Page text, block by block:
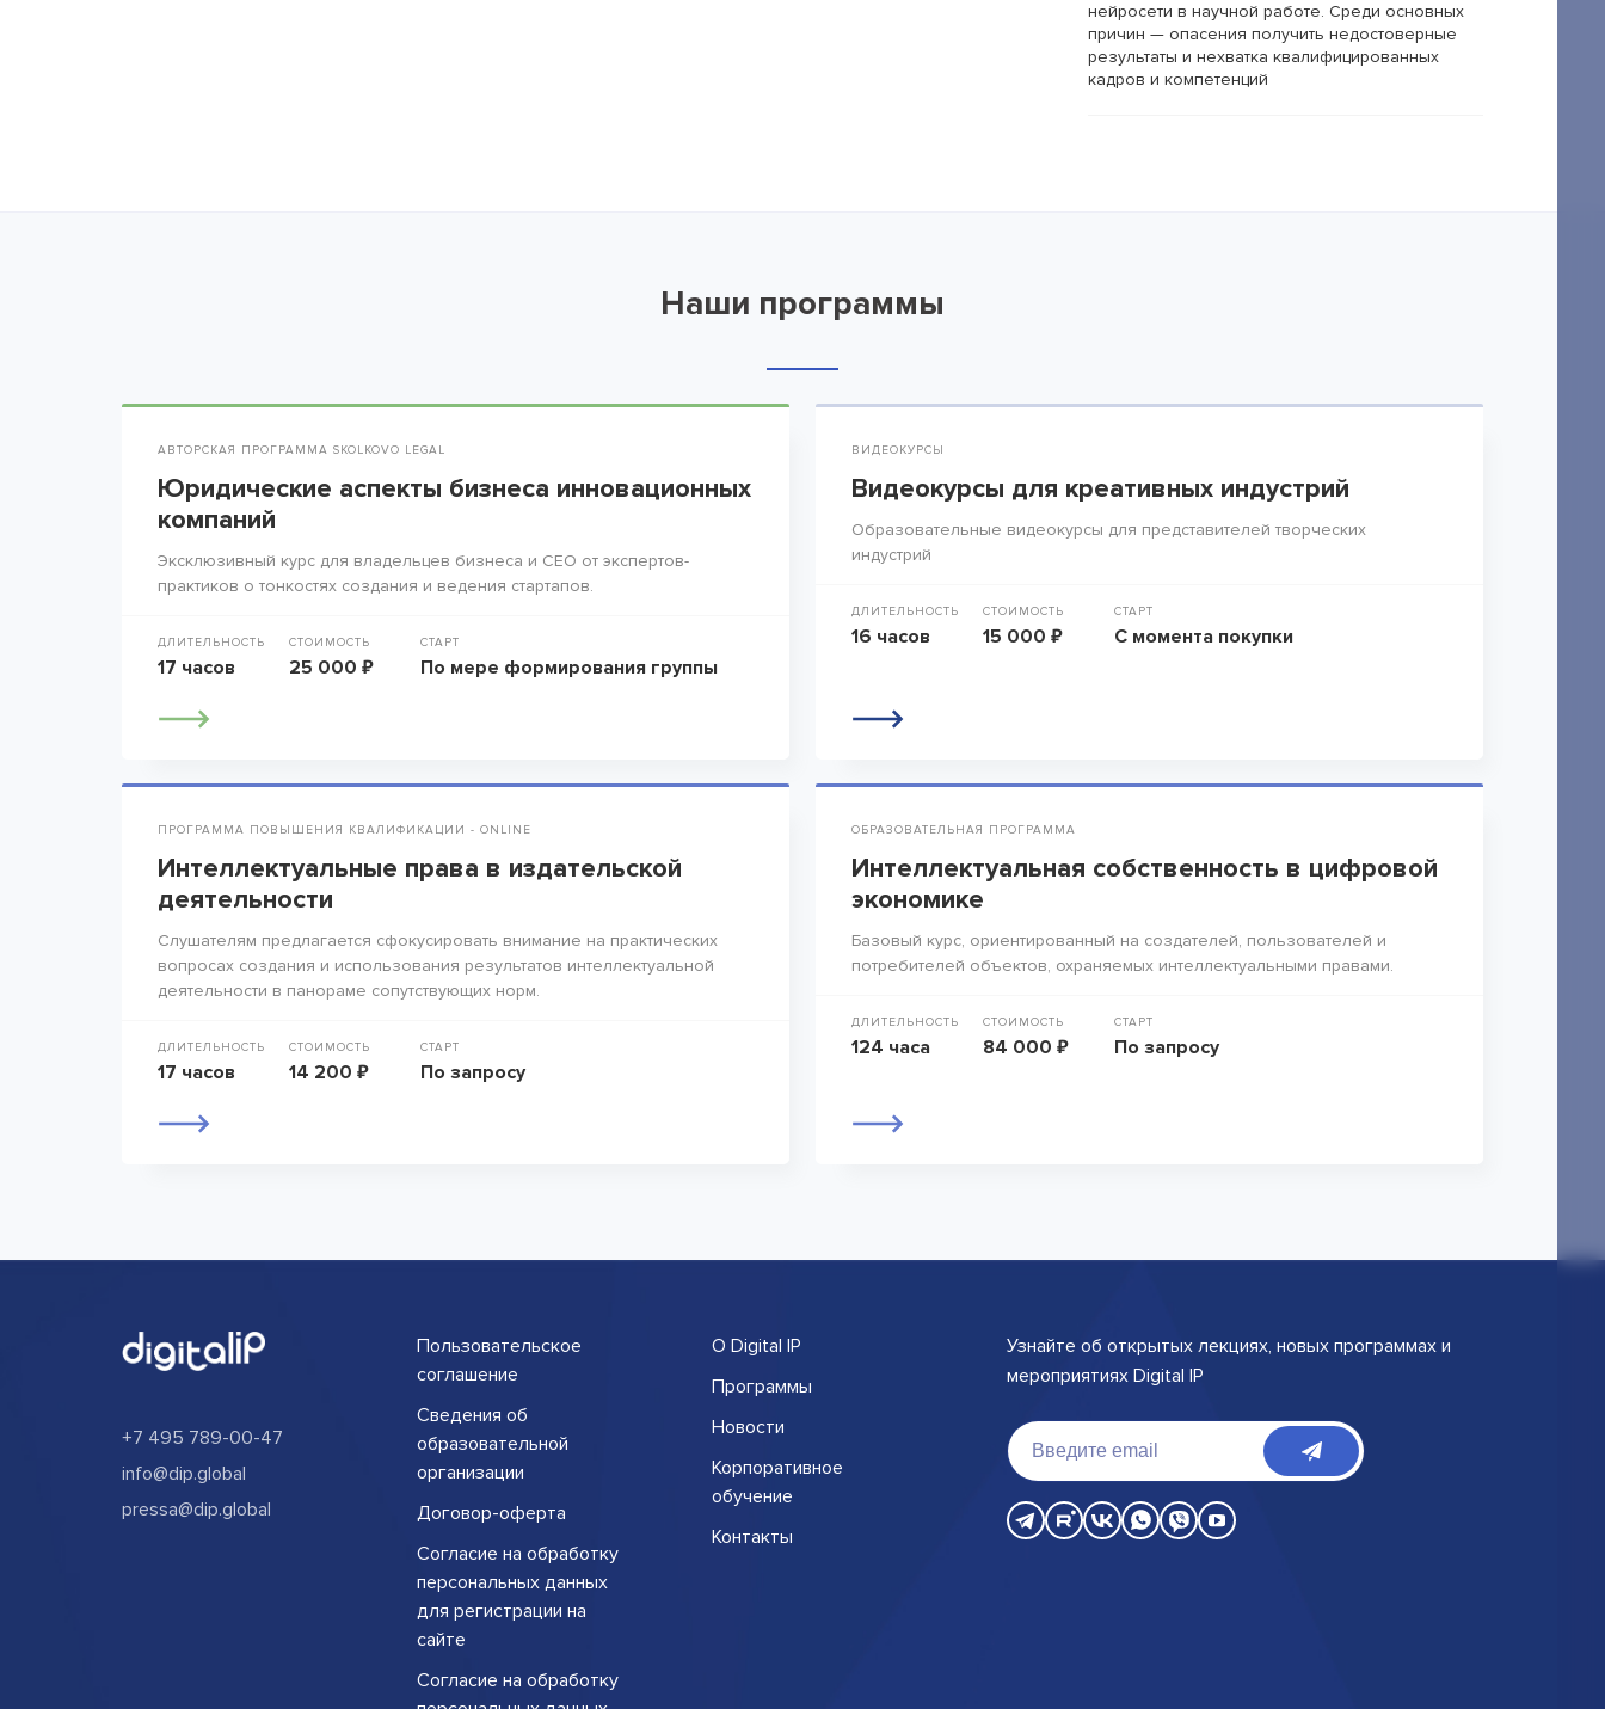
нейросети в научной работе. Среди основных
причин — опасения получить недостоверные
результаты и нехватка квалифицированных
кадров и компетенций
Наши программы
АВТОРСКАЯ ПРОГРАММА SKOLKOVO LEGAL
Юридические аспекты бизнеса инновационных
компаний
Эксклюзивный курс для владельцев бизнеса и СЕО от экспертов-
практиков о тонкостях создания и ведения стартапов.
ДЛИТЕЛЬНОСТЬ
17 часов
СТОИМОСТЬ
25 000 ₽
СТАРТ
По мере формирования группы
ВИДЕОКУРСЫ
Видеокурсы для креативных индустрий
Образовательные видеокурсы для представителей творческих
индустрий
ДЛИТЕЛЬНОСТЬ
16 часов
СТОИМОСТЬ
15 000 ₽
СТАРТ
С момента покупки
ПРОГРАММА ПОВЫШЕНИЯ КВАЛИФИКАЦИИ - ONLINE
Интеллектуальные права в издательской
деятельности
Слушателям предлагается сфокусировать внимание на практических
вопросах создания и использования результатов интеллектуальной
деятельности в панораме сопутствующих норм.
ДЛИТЕЛЬНОСТЬ
17 часов
СТОИМОСТЬ
14 200 ₽
СТАРТ
По запросу
ОБРАЗОВАТЕЛЬНАЯ ПРОГРАММА
Интеллектуальная собственность в цифровой
экономике
Базовый курс, ориентированный на создателей, пользователей и
потребителей объектов, охраняемых интеллектуальными правами.
ДЛИТЕЛЬНОСТЬ
124 часа
СТОИМОСТЬ
84 000 ₽
СТАРТ
По запросу
+7 495 789-00-47
info@dip.global
pressa@dip.global
Пользовательское
соглашение
Сведения об
образовательной
организации
Договор-оферта
Согласие на обработку
персональных данных
для регистрации на
сайте
Согласие на обработку
О Digital IP
Программы
Новости
Корпоративное
обучение
Контакты
Узнайте об открытых лекциях, новых программах и
мероприятиях Digital IP